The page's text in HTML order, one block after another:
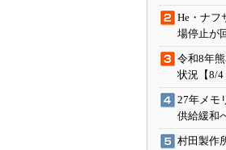
He・ナ
場停止が
令和8年
状況【8/4
27年メモ
供給緩和
村田製作